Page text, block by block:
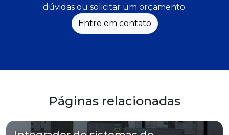
dúvidas ou solicitar um orçamento.
Entre em contato
Páginas relacionadas